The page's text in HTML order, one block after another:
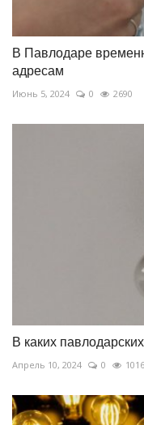
В Павлодаре
адресам
Июнь 5, 2024 0 2690
В каких
Апрель 10, 2024 0 1016